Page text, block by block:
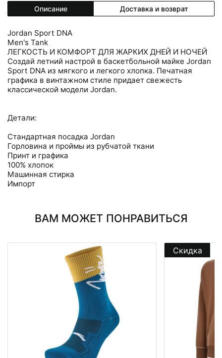
Описание Доставка и возврат
Jordan Sport DNA
Men's Tank
ЛЕГКОСТЬ И КОМФОРТ ДЛЯ ЖАРКИХ ДНЕЙ И НОЧЕЙ
Создай летний настрой в баскетбольной майке Jordan
Sport DNA из мягкого и легкого хлопка. Печатная
графика в винтажном стиле придает свежесть
классической модели Jordan.
Детали:
Стандартная посадка Jordan
Горловина и проймы из рубчатой ткани
Принт и графика
100% хлопок
Машинная стирка
Импорт
ВАМ МОЖЕТ ПОНРАВИТЬСЯ
Скидка